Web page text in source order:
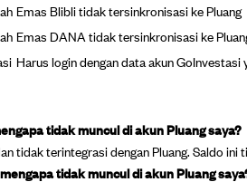
Emas Blibli tidak tersinkronisasi ke Pluang
Emas DANA tidak tersinkronisasi ke
Harus login dengan data akun GoInvestasi
tidak muncul di akun Pluang saya?
tidak terintegrasi dengan Pluang. Saldo
tidak muncul di akun Pluang